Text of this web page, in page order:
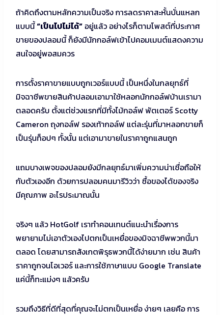
ถ้าคิดถึงตามหลักความเป็นจริง การลดราคาสะหั้นบั่นแหลก
แบบนี้“เป็นไปไม่ได้” อยู่แล้ว อย่างไรก็ตามโพสต์ที่ประกาศ
ขายของปลอมนี้ ก็ยังมีนักกอล์ฟเข้าไปคอมเมนต์แสดงความ
สนใจอยู่พอสมควร
การตั้งราคาขายแบบถูกเวอร์แบบนี้ เป็นหนึ่งในกลยุทธ์ที่
มิจฉาชีพขายสินค้าปลอมเอามาใช้หลอกนักกอล์ฟบ้านเรามา
ตลอดครับ ตั้งแต่ช่วงแรกที่มีทั้งไม้กอล์ฟ พัตเตอร์ Scotty
Cameron ถุงกอล์ฟ รองเท้ากอล์ฟ แต่ละรุ่นที่มาหลอกขายก็
เป็นรุ่นท็อปๆ ทั้งนั้น แต่เอามาขายในราคาถูกแสนถูก
แถมบางเพจของปลอมยังมีกลยุทธ์มาเพิ่มความน่าเชื่อถือให้
กับตัวเองอีก ด้วยการปลอมคนมารีวิวว่า ซื้อของได้ของจริง
มีคุณภาพ อะไรประมาณนั้น
จริงๆ แล้ว HotGolf เราทำคอนเทนต์แนะนำเรื่องการ
พยายามไม่เอาตัวเองไปตกเป็นเหยื่อของมิจฉาชีพพวกนี้มา
ตลอด โดยสามารถสังเกตพิรุธพวกนี้ได้ง่ายมาก เช่น สินค้า
ราคาถูกจนโอเวอร์ และการใช้ภาษาแบบ Google Translate
แค่นี้ก็ทะแม่งๆ แล้วครับ
รวมถึงวิธีที่ดีที่สุดที่คุณจะไม่ตกเป็นเหยื่อ ง่ายๆ เลยคือ การ